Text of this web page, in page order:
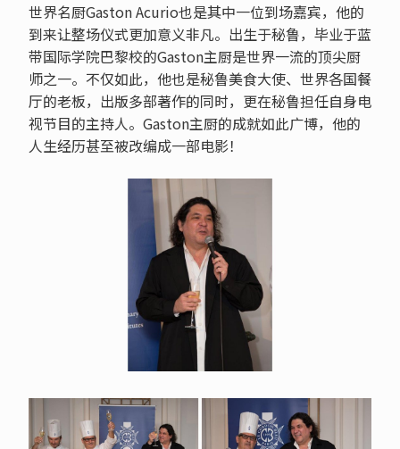
世界名厨Gaston Acurio也是其中一位到场嘉宾，他的
到来让整场仪式更加意义非凡。出生于秘鲁，毕业于蓝
带国际学院巴黎校的Gaston主厨是世界一流的顶尖厨
师之一。不仅如此，他也是秘鲁美食大使、世界各国餐
厅的老板，出版多部著作的同时，更在秘鲁担任自身电
视节目的主持人。Gaston主厨的成就如此广博，他的
人生经历甚至被改编成一部电影！